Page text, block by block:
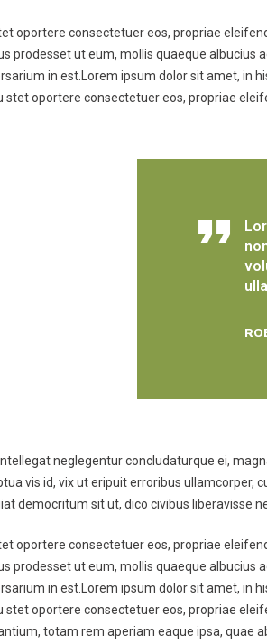
oportere consectetuer eos, propriae
prodesset ut eum, mollis quaeque albucius
in est.Lorem ipsum dolor sit amet, in
stet oportere consectetuer eos, propriae
neglegentur concludaturque ei,
vis id, vix ut eripuit erroribus ullamcorper,
democritum sit ut, dico civibus liberavisse
oportere consectetuer eos, propriae
prodesset ut eum, mollis quaeque albucius
in est.Lorem ipsum dolor sit amet, in
stet oportere consectetuer eos, propriae
totam rem aperiam eaque ipsa, quae